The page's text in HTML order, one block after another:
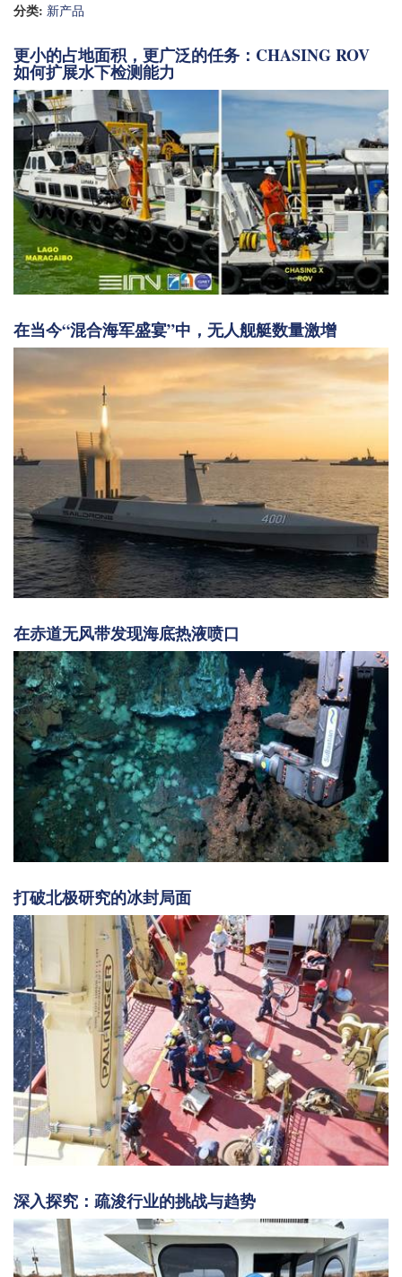
分类: 新产品
更小的占地面积，更广泛的任务：CHASING ROV
如何扩展水下检测能力
在当今“混合海军盛宴”中，无人舰艇数量激增
在赤道无风带发现海底热液喷口
打破北极研究的冰封局面
深入探究：疏浚行业的挑战与趋势